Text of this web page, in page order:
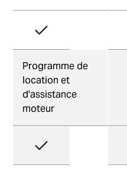
Programme de
location et
d'assistance
moteur